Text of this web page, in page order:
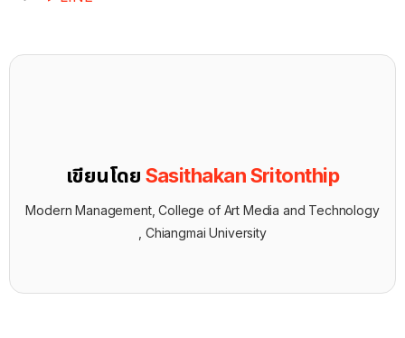
เขียนโดย Sasithakan Sritonthip
Modern Management, College of Art Media and Technology
, Chiangmai University